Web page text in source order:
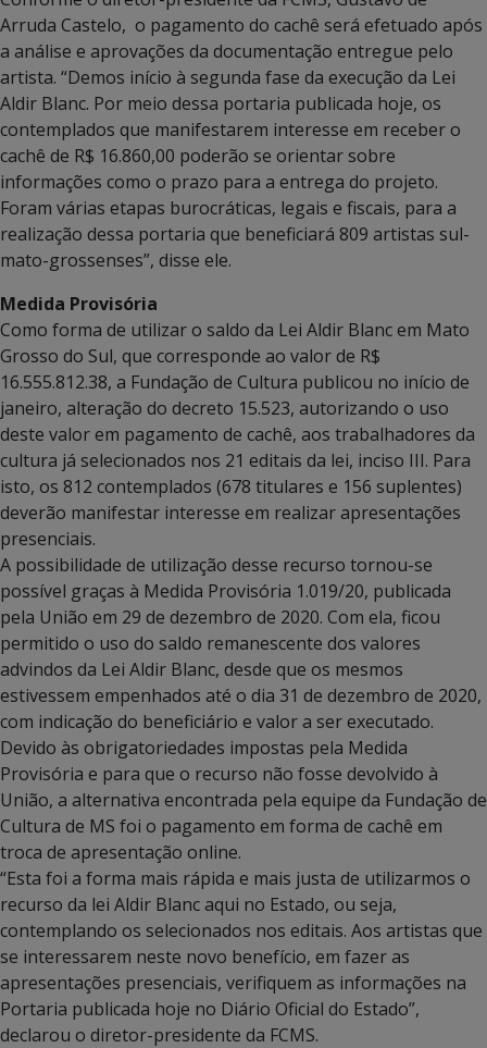
Arruda Castelo, o pagamento do cachê será efetuado após
a análise e aprovações da documentação entregue pelo
artista. “Demos início à segunda fase da execução da Lei
Aldir Blanc. Por meio dessa portaria publicada hoje, os
contemplados que manifestarem interesse em receber o
cachê de R$ 16.860,00 poderão se orientar sobre
informações como o prazo para a entrega do projeto.
Foram várias etapas burocráticas, legais e fiscais, para a
realização dessa portaria que beneficiará 809 artistas sul-
mato-grossenses”, disse ele.
Medida Provisória
Como forma de utilizar o saldo da Lei Aldir Blanc em Mato
Grosso do Sul, que corresponde ao valor de R$
16.555.812.38, a Fundação de Cultura publicou no início de
janeiro, alteração do decreto 15.523, autorizando o uso
deste valor em pagamento de cachê, aos trabalhadores da
cultura já selecionados nos 21 editais da lei, inciso III. Para
isto, os 812 contemplados (678 titulares e 156 suplentes)
deverão manifestar interesse em realizar apresentações
presenciais.
A possibilidade de utilização desse recurso tornou-se
possível graças à Medida Provisória 1.019/20, publicada
pela União em 29 de dezembro de 2020. Com ela, ficou
permitido o uso do saldo remanescente dos valores
advindos da Lei Aldir Blanc, desde que os mesmos
estivessem empenhados até o dia 31 de dezembro de 2020,
com indicação do beneficiário e valor a ser executado.
Devido às obrigatoriedades impostas pela Medida
Provisória e para que o recurso não fosse devolvido à
União, a alternativa encontrada pela equipe da Fundação de
Cultura de MS foi o pagamento em forma de cachê em
troca de apresentação online.
“Esta foi a forma mais rápida e mais justa de utilizarmos o
recurso da lei Aldir Blanc aqui no Estado, ou seja,
contemplando os selecionados nos editais. Aos artistas que
se interessarem neste novo benefício, em fazer as
apresentações presenciais, verifiquem as informações na
Portaria publicada hoje no Diário Oficial do Estado”,
declarou o diretor-presidente da FCMS.